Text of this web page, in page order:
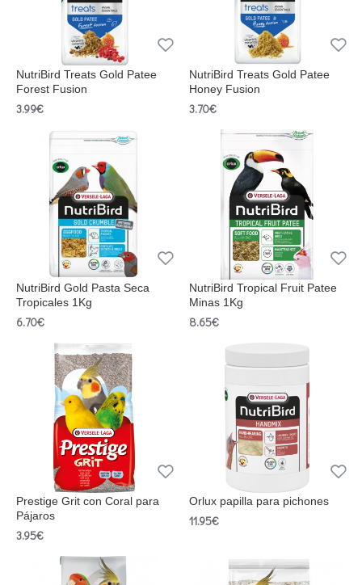
NutriBird Treats Gold Patee
Forest Fusion
3.99€
NutriBird Treats Gold Patee
Honey Fusion
3.70€
NutriBird Gold Pasta Seca
Tropicales 1Kg
6.70€
NutriBird Tropical Fruit Patee
Minas 1Kg
8.65€
Prestige Grit con Coral para
Pájaros
3.95€
Orlux papilla para pichones
11.95€